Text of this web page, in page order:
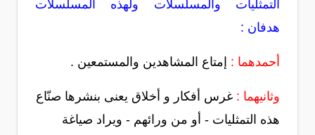
التمثليات والمسلسلات ولهذه المسلسلات
هدفان :
أحمدهما : إمتاع المشاهدين والمستمعين .
وثانيهما : غرس أفكار و أخلاق يعنى بنشرها صنّاع
هذه التمثليات - أو من ورائهم - ويراد صياغة